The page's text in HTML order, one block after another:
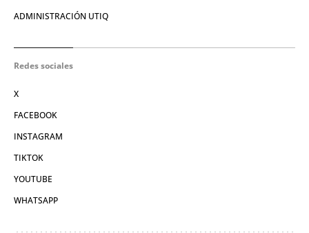
ADMINISTRACIÓN UTIQ
Redes sociales
X
FACEBOOK
INSTAGRAM
TIKTOK
YOUTUBE
WHATSAPP